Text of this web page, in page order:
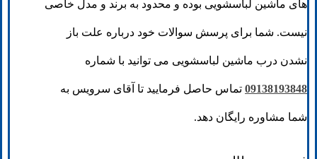
های ماشین لباسشویی بوده و محدود به برند و مدل خاصی
نیست. شما برای پرسش سوالات خود درباره علت باز
نشدن درب ماشین لباسشویی می توانید با شماره
09138193848 تماس حاصل فرمایید تا آقای سرویس به
شما مشاوره رایگان دهد.